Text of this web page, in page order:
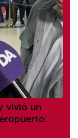
vivió un